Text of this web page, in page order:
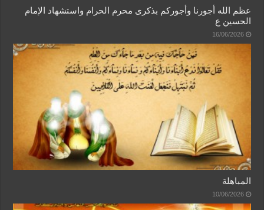
عظم الله أجورنا وأجوركم بذكرى محرم الحرام واستشهاد الإمام
الحسين ع
16/06/2026
المباهلة
10/06/2026